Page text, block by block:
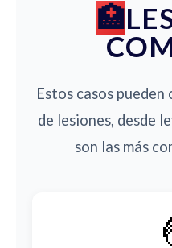
Estos casos pueden
de lesiones, desde
son las más